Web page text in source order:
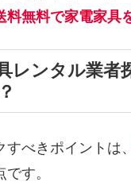
料無料で家電家具
レンタル業
すべきポイントは、
です。